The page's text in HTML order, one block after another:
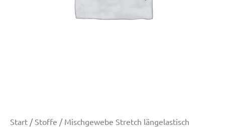
Start / Stoffe / Mischgewebe Stretch längelastisch